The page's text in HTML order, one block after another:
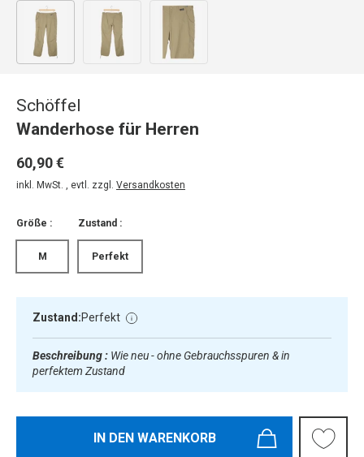
Bild 1 in Galerieansicht laden
Schöffel
Wanderhose für Herren
60,90 €
inkl. MwSt. , evtl. zzgl. Versandkosten
Größe :
M
Zustand :
Perfekt
Zustand:Perfekt
Beschreibung : Wie neu - ohne Gebrauchsspuren & in
perfektem Zustand
IN DEN WARENKORB